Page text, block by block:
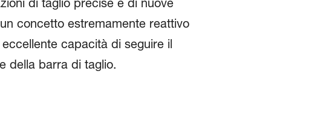
di taglio precise e di nuove
concetto estremamente reattivo
capacità di seguire il
della barra di taglio.